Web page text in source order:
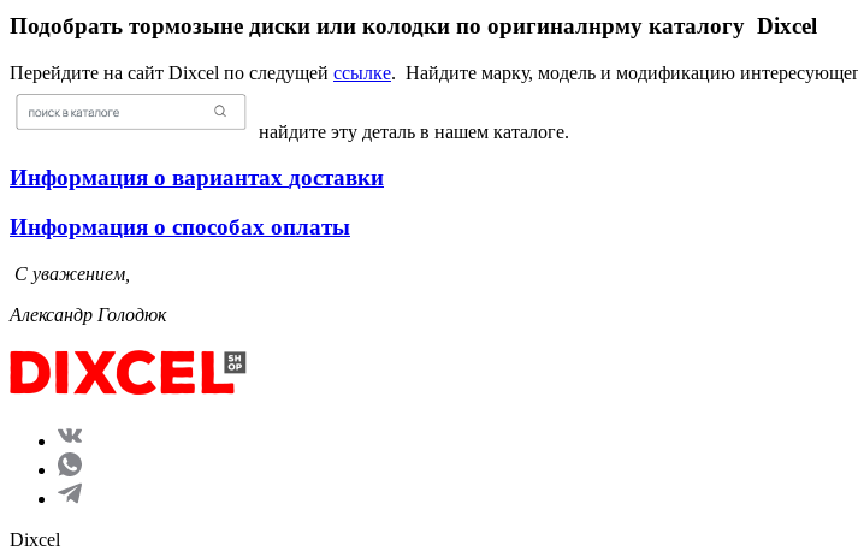
Подобрать тормозыне диски или колодки по оригиналнрму каталогу Dixcel
Перейдите на сайт Dixcel по следущей ссылке. Найдите марку, модель и модификацию
найдите эту деталь в нашем каталоге.
Информация о вариантах доставки
Информация о способах оплаты
С уважением,
Александр Голодюк
Dixcel